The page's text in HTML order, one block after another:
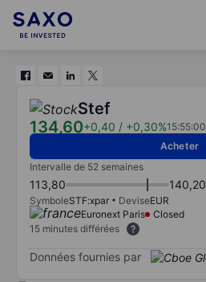
Stef
134,60+0,40 / +0,30%15:55:00
Acheter
Intervalle de 52 semaines
113,80 140,20
SymboleSTF:xpar DeviseEUR
Euronext Paris
Closed
15 minutes différées
Données fournies par